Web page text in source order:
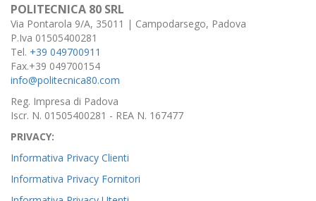
POLITECNICA 80 SRL
Via Pontarola 9/A, 35011 | Campodarsego, Padova
P.Iva 01505400281
Tel. +39 049700911
Fax.+39 049700154
info@politecnica80.com
Reg. Impresa di Padova
Iscr. N. 01505400281 - REA N. 167477
PRIVACY:
Informativa Privacy Clienti
Informativa Privacy Fornitori